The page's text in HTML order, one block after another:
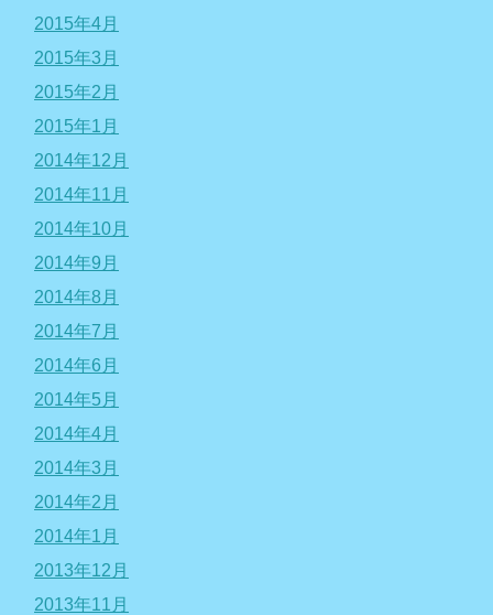
2015年4月
2015年3月
2015年2月
2015年1月
2014年12月
2014年11月
2014年10月
2014年9月
2014年8月
2014年7月
2014年6月
2014年5月
2014年4月
2014年3月
2014年2月
2014年1月
2013年12月
2013年11月